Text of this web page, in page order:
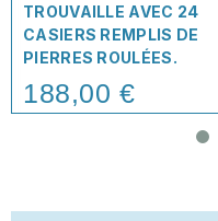
TROUVAILLE AVEC 24
CASIERS REMPLIS DE
PIERRES ROULÉES.
Price
188,00 €